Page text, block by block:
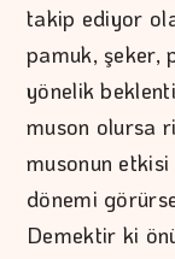
takip ediyor
pamuk, şeker,
yönelik
muson olursa
musonun
dönemi
Demektir ki